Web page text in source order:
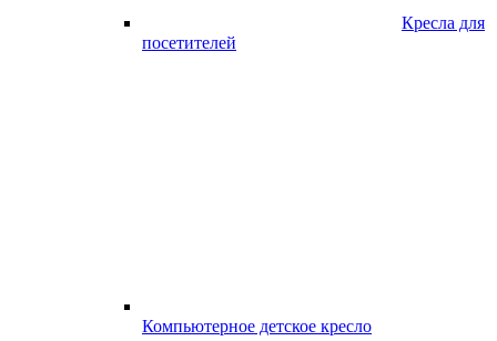
Кресла для
посетителей
Компьютерное детское кресло